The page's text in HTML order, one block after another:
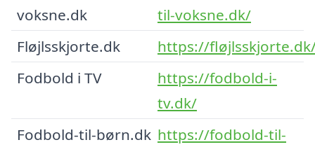
voksne.dk
til-voksne.dk/
Fløjlsskjorte.dk
https://
Fodbold i TV
https://fodbold-i-
tv.dk/
Fodbold-til-børn.dk https://fodbold-til-